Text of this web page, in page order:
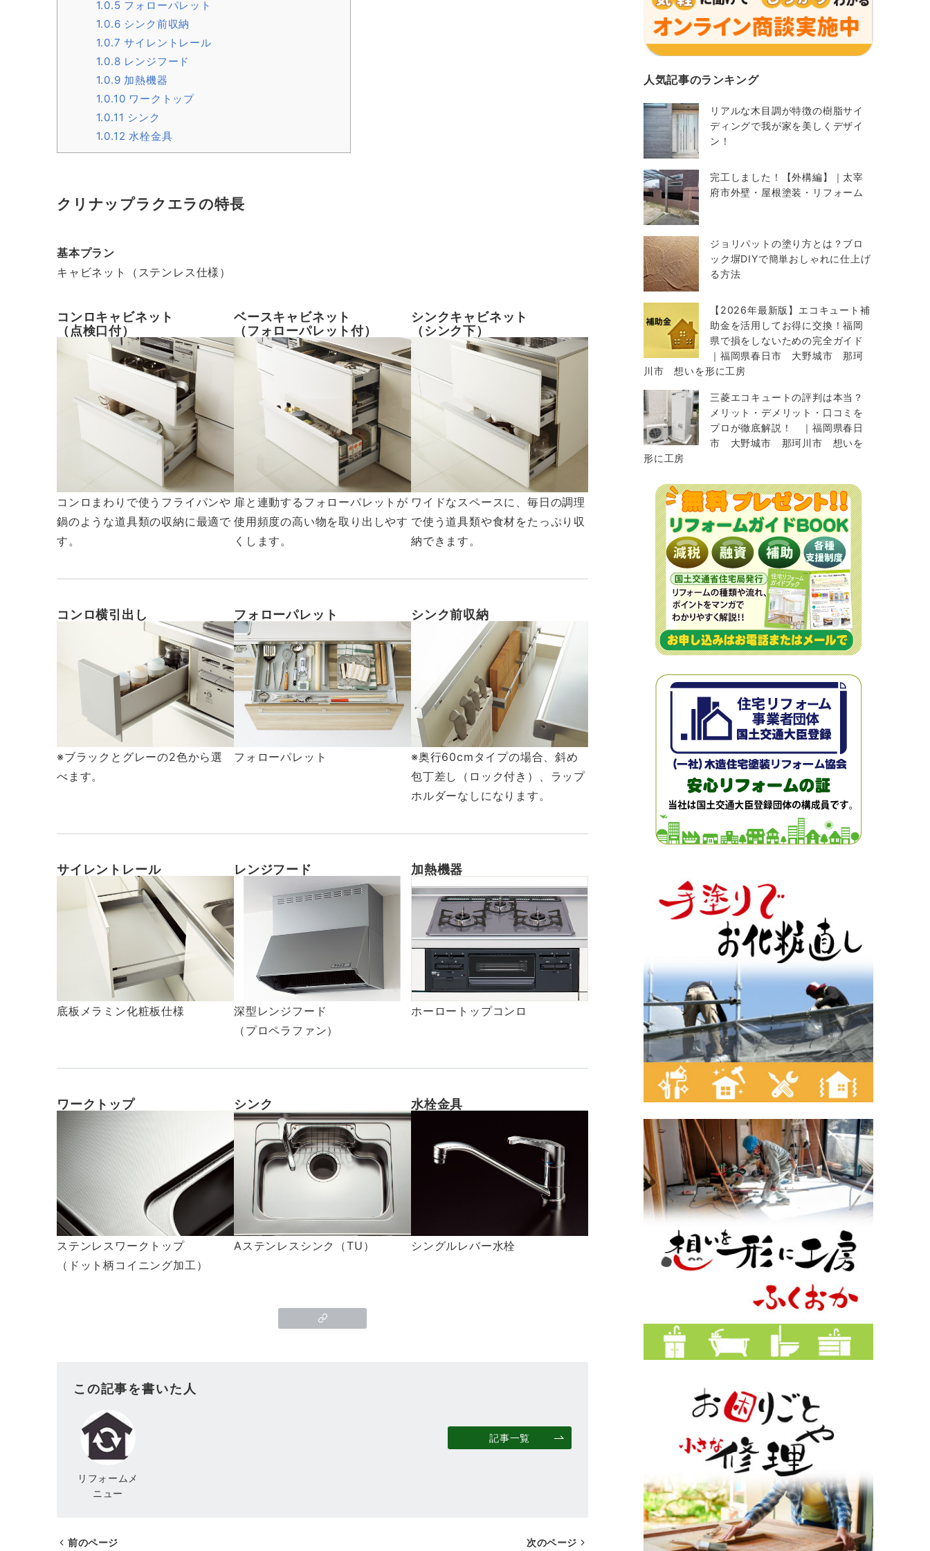
1.0.5 フォローパレット
1.0.6 シンク前収納
1.0.7 サイレントレール
1.0.8 レンジフード
1.0.9 加熱機器
1.0.10 ワークトップ
1.0.11 シンク
1.0.12 水栓金具
クリナップラクエラの特長
基本プラン
キャビネット（ステンレス仕様）
コンロキャビネット
（点検口付）
コンロまわりで使うフライパンや
鍋のような道具類の収納に最適で
す。
ベースキャビネット
（フォローパレット付）
扉と連動するフォローパレットが
使用頻度の高い物を取り出しやす
くします。
シンクキャビネット
（シンク下）
ワイドなスペースに、毎日の調理
で使う道具類や食材をたっぷり収
納できます。
コンロ横引出し
※ブラックとグレーの2色から選
べます。
フォローパレット
フォローパレット
シンク前収納
※奥行60cmタイプの場合、斜め
包丁差し（ロック付き）、ラップ
ホルダーなしになります。
サイレントレール
底板メラミン化粧板仕様
レンジフード
深型レンジフード
（プロペラファン）
加熱機器
ホーロートップコンロ
ワークトップ
ステンレスワークトップ
（ドット柄コイニング加工）
シンク
Aステンレスシンク（TU）
水栓金具
シングルレバー水栓
この記事を書いた人
リフォームメ
ニュー
記事一覧
前のページ 次のページ
人気記事のランキング
リアルな木目調が特徴の樹脂サイ
ディングで我が家を美しくデザイ
ン！
完工しました！【外構編】｜太宰
府市外壁・屋根塗装・リフォーム
ジョリパットの塗り方とは？ブロ
ック塀DIYで簡単おしゃれに仕上げ
る方法
【2026年最新版】エコキュート補
助金を活用してお得に交換！福岡
県で損をしないための完全ガイド
｜福岡県春日市 大野城市 那珂
川市 想いを形に工房
三菱エコキュートの評判は本当？
メリット・デメリット・口コミを
プロが徹底解説！ ｜福岡県春日
市 大野城市 那珂川市 想いを
形に工房